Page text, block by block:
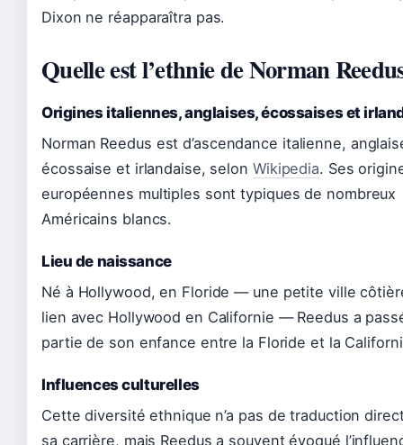
Dixon ne réapparaîtra pas.
Quelle est l’ethnie de Norman
Origines italiennes, anglaises, écossaises et
Norman Reedus est d’ascendance italienne,
écossaise et irlandaise, selon Wikipedia. Ses
européennes multiples sont typiques de nombreux
Américains blancs.
Lieu de naissance
Né à Hollywood, en Floride — une petite ville
lien avec Hollywood en Californie — Reedus a
partie de son enfance entre la Floride et la
Influences culturelles
Cette diversité ethnique n’a pas de traduction
sa carrière, mais Reedus a souvent évoqué